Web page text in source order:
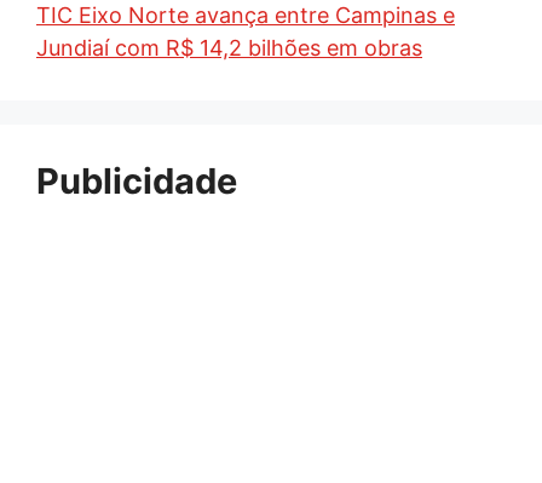
TIC Eixo Norte avança entre Campinas e
Jundiaí com R$ 14,2 bilhões em obras
Publicidade